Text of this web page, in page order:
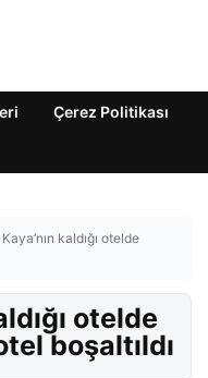
Çerez Politikası
kaldığı otelde
otelde
boşaltıldı